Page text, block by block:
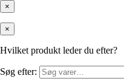
×
×
Hvilket produkt leder du efter?
Søg efter: